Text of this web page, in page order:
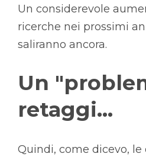
Un considerevole
ricerche nei prossimi
saliranno ancora.
Un
retaggi...
Quindi, come dicevo, le